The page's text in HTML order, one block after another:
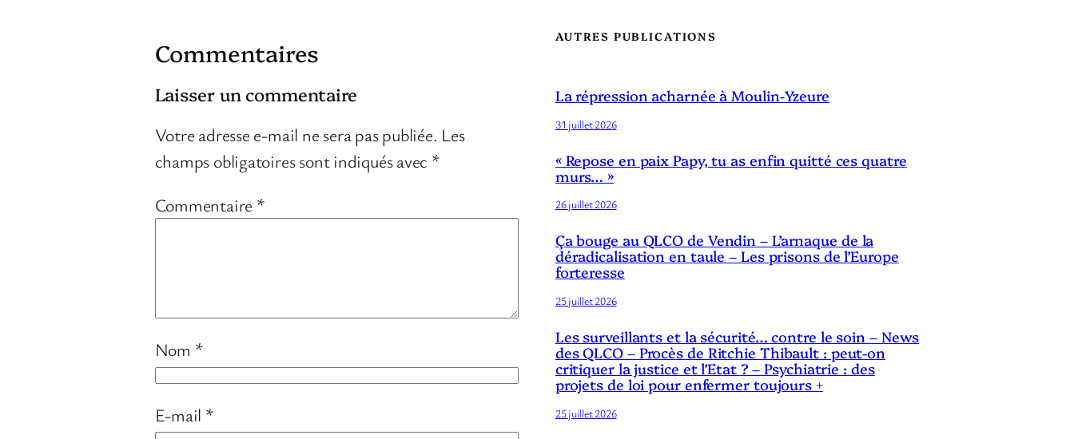
Commentaires
Laisser un commentaire
Votre adresse e-mail ne sera pas publiée. Les
champs obligatoires sont indiqués avec *
Commentaire *
Nom *
E-mail *
AUTRES PUBLICATIONS
La répression acharnée à Moulin-Yzeure
31 juillet 2026
« Repose en paix Papy, tu as enfin quitté ces quatre
murs… »
26 juillet 2026
Ça bouge au QLCO de Vendin – L’arnaque de la
déradicalisation en taule – Les prisons de l’Europe
forteresse
25 juillet 2026
Les surveillants et la sécurité… contre le soin – News
des QLCO – Procès de Ritchie Thibault : peut-on
critiquer la justice et l’Etat ? – Psychiatrie : des
projets de loi pour enfermer toujours +
25 juillet 2026